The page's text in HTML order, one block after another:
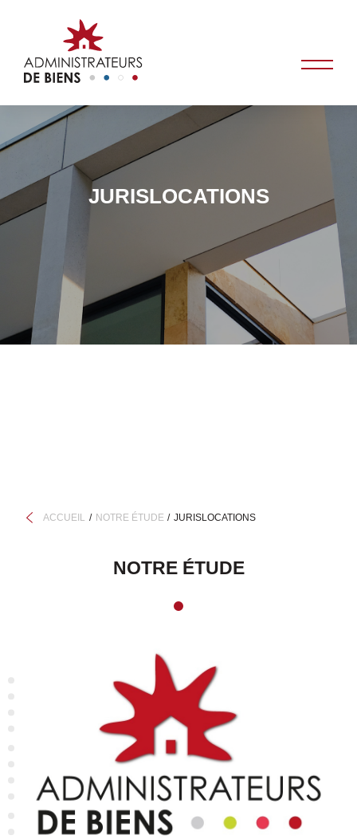
JURISLOCATIONS
ACCUEIL NOTRE ÉTUDE JURISLOCATIONS
NOTRE ÉTUDE